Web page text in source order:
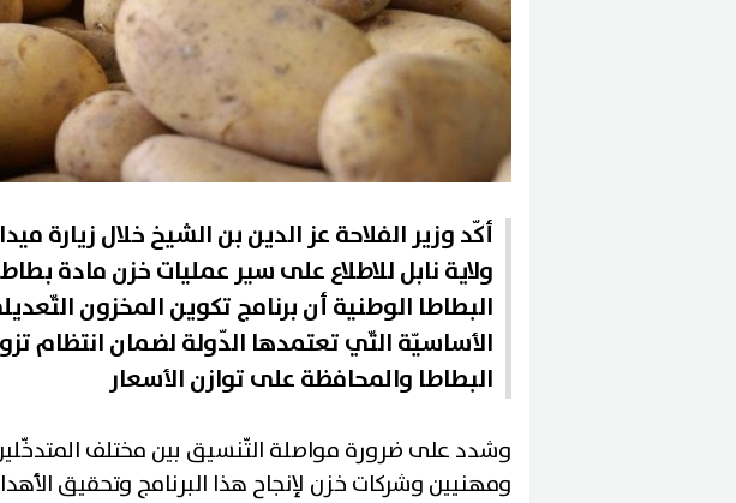
أكّد وزير الفلاحة عز الدين بن الشيخ خلال زيارة
ولاية نابل للاطلاع على سير عمليات خزن مادة
البطاطا الوطنية أن برنامج تكوين المخزون
الأساسيّة التّي تعتمدها الدّولة لضمان انتظام
البطاطا والمحافظة على توازن الأسعار
وشدد على ضرورة مواصلة التّنسيق بين مختلف
ومهنيين وشركات خزن لإنجاح هذا البرنامج وتحقيق